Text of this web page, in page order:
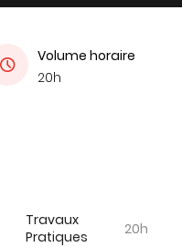
Volume horaire
20h
Travaux
Pratiques
20h